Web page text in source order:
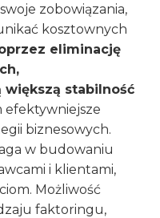
zobowiązania,
kosztownych
eliminację
stabilność
efektywniejsze
biznesowych.
w budowaniu
i klientami,
Możliwość
faktoringu,